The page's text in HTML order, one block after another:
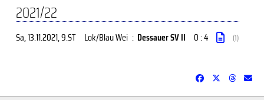
2021/22
Sa, 13.11.2021, 9.ST Lok/Blau Wei : Dessauer SV II 0 : 4 (1)